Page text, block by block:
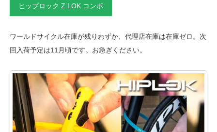
ヒップロック Z LOK コンボ
ワールドサイクル在庫が残りわずか、代理店在庫は在庫ゼロ。次
回入荷予定は11月頃です。お急ぎください。